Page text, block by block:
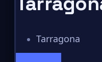
Tarragona